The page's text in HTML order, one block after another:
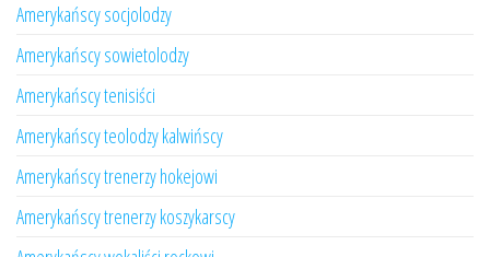
Amerykańscy socjolodzy
Amerykańscy sowietolodzy
Amerykańscy tenisiści
Amerykańscy teolodzy kalwińscy
Amerykańscy trenerzy hokejowi
Amerykańscy trenerzy koszykarscy